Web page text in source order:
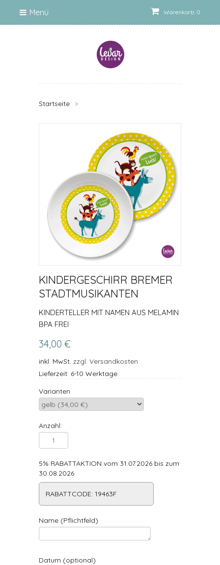
Warenkorb: 0
Menü
Startseite >
KINDERGESCHIRR BREMER
STADTMUSIKANTEN
KINDERTELLER MIT NAMEN AUS MELAMIN
BPA FREI
34,00 €
inkl. MwSt. zzgl. Versandkosten
Lieferzeit: 6-10 Werktage
Varianten
Anzahl:
5% RABATTAKTION vom 31.07.2026 bis zum
30.08.2026
RABATTCODE: 19463F
Name (Pflichtfeld)
Datum (optional)